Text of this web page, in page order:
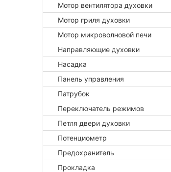
Мотор вентилятора духовки
Мотор гриля духовки
Мотор микроволновой печи
Направляющие духовки
Насадка
Панель управления
Патрубок
Переключатель режимов
Петля двери духовки
Потенциометр
Предохранитель
Прокладка